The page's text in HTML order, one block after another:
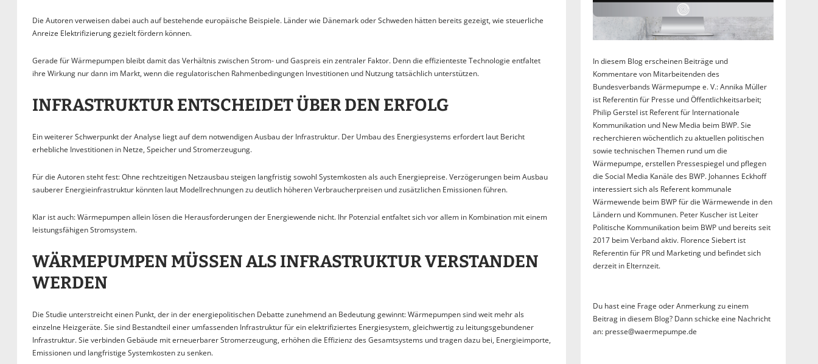
Die Autoren verweisen dabei auch auf bestehende europäische Beispiele. Länder wie Dänemark oder Schweden hätten bereits gezeigt, wie steuerliche
Anreize Elektrifizierung gezielt fördern können.
Gerade für Wärmepumpen bleibt damit das Verhältnis zwischen Strom- und Gaspreis ein zentraler Faktor. Denn die effizienteste Technologie entfaltet
ihre Wirkung nur dann im Markt, wenn die regulatorischen Rahmenbedingungen Investitionen und Nutzung tatsächlich unterstützen.
INFRASTRUKTUR ENTSCHEIDET ÜBER DEN ERFOLG
Ein weiterer Schwerpunkt der Analyse liegt auf dem notwendigen Ausbau der Infrastruktur. Der Umbau des Energiesystems erfordert laut Bericht
erhebliche Investitionen in Netze, Speicher und Stromerzeugung.
Für die Autoren steht fest: Ohne rechtzeitigen Netzausbau steigen langfristig sowohl Systemkosten als auch Energiepreise. Verzögerungen beim Ausbau
sauberer Energieinfrastruktur könnten laut Modellrechnungen zu deutlich höheren Verbraucherpreisen und zusätzlichen Emissionen führen.
Klar ist auch: Wärmepumpen allein lösen die Herausforderungen der Energiewende nicht. Ihr Potenzial entfaltet sich vor allem in Kombination mit einem
leistungsfähigen Stromsystem.
WÄRMEPUMPEN MÜSSEN ALS INFRASTRUKTUR VERSTANDEN
WERDEN
Die Studie unterstreicht einen Punkt, der in der energiepolitischen Debatte zunehmend an Bedeutung gewinnt: Wärmepumpen sind weit mehr als
einzelne Heizgeräte. Sie sind Bestandteil einer umfassenden Infrastruktur für ein elektrifiziertes Energiesystem, gleichwertig zu leitungsgebundener
Infrastruktur. Sie verbinden Gebäude mit erneuerbarer Stromerzeugung, erhöhen die Effizienz des Gesamtsystems und tragen dazu bei, Energieimporte,
Emissionen und langfristige Systemkosten zu senken.
In diesem Blog erscheinen Beiträge und
Kommentare von Mitarbeitenden des
Bundesverbands Wärmepumpe e. V.: Annika Müller
ist Referentin für Presse und Öffentlichkeitsarbeit;
Philip Gerstel ist Referent für Internationale
Kommunikation und New Media beim BWP. Sie
recherchieren wöchentlich zu aktuellen politischen
sowie technischen Themen rund um die
Wärmepumpe, erstellen Pressespiegel und pflegen
die Social Media Kanäle des BWP. Johannes Eckhoff
interessiert sich als Referent kommunale
Wärmewende beim BWP für die Wärmewende in den
Ländern und Kommunen. Peter Kuscher ist Leiter
Politische Kommunikation beim BWP und bereits seit
2017 beim Verband aktiv. Florence Siebert ist
Referentin für PR und Marketing und befindet sich
derzeit in Elternzeit.
Du hast eine Frage oder Anmerkung zu einem
Beitrag in diesem Blog? Dann schicke eine Nachricht
an: presse@waermepumpe.de